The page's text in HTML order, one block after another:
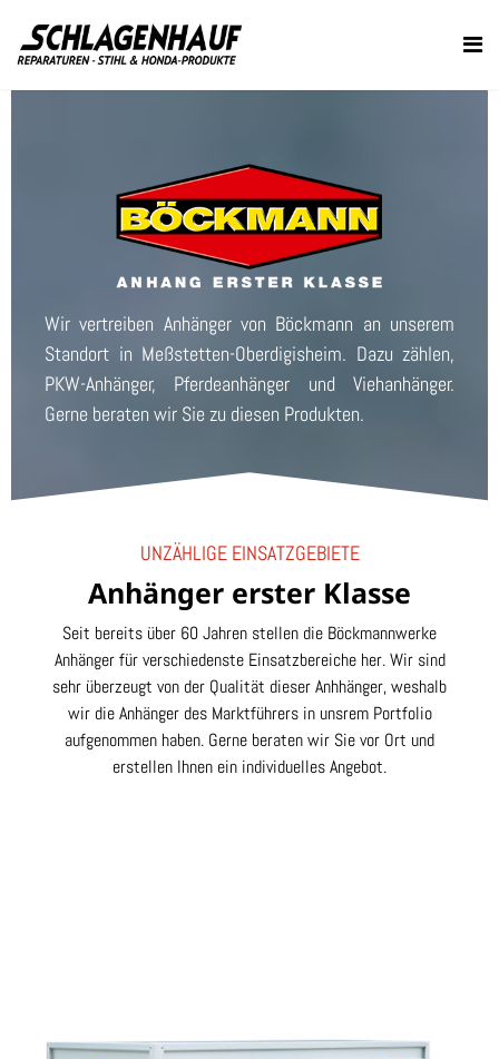
Wir vertreiben Anhänger von Böckmann an unserem
Standort in Meßstetten-Oberdigisheim. Dazu zählen,
PKW-Anhänger, Pferdeanhänger und Viehanhänger.
Gerne beraten wir Sie zu diesen Produkten.
UNZÄHLIGE EINSATZGEBIETE
Anhänger erster Klasse
Seit bereits über 60 Jahren stellen die Böckmannwerke
Anhänger für verschiedenste Einsatzbereiche her. Wir sind
sehr überzeugt von der Qualität dieser Anhhänger, weshalb
wir die Anhänger des Marktführers in unsrem Portfolio
aufgenommen haben. Gerne beraten wir Sie vor Ort und
erstellen Ihnen ein individuelles Angebot.